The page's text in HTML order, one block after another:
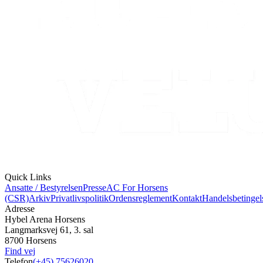
Quick Links
Ansatte / BestyrelsenPresseAC For Horsens
(CSR)ArkivPrivatlivspolitikOrdensreglementKontakt
Adresse
Hybel Arena Horsens
Langmarksvej 61, 3. sal
8700 Horsens
Find vej